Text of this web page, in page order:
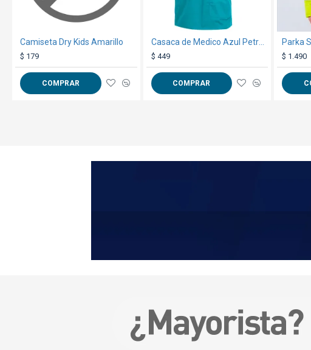
Camiseta Dry Kids Amarillo
$ 179
COMPRAR
Casaca de Medico Azul Petroleo
$ 449
COMPRAR
$ 1.490